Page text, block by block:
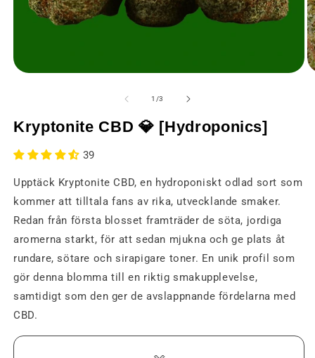
ett
modalt
1 /av
3
Kryptonite CBD 💎 [Hydroponics]
39
Upptäck Kryptonite CBD, en hydroponiskt odlad sort som
kommer att tilltala fans av rika, utvecklande smaker.
Redan från första blosset framträder de söta, jordiga
aromerna starkt, för att sedan mjukna och ge plats åt
rundare, sötare och sirapigare toner. En unik profil som
gör denna blomma till en riktig smakupplevelse,
samtidigt som den ger de avslappnande fördelarna med
CBD.